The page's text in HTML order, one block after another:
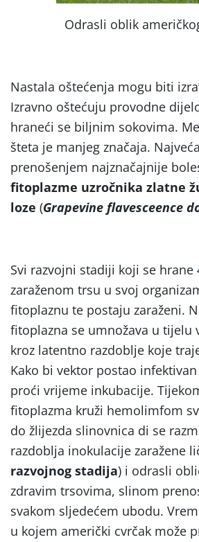
Odrasli oblik
Nastala oštećenja mogu biti
Izravno oštećuju provodne
hraneći se biljnim sokovima.
šteta je manjeg značaja.
prenošenjem najznačajnije
fitoplazme uzročnika zlatne
loze (Grapevine flavesceence
Svi razvojni stadiji koji se hrane
zaraženom trsu u svoj
fitoplaznu te postaju zaraženi.
fitoplazna se umnožava u tijelu
kroz latentno razdoblje koje
Kako bi vektor postao
proći vrijeme inkubacije.
fitoplazma kruži hemolimfom
do žlijezda slinovnica di se
razdoblja inokulacije zaražene
razvojnog stadija) i odrasli
zdravim trsovima, slinom
svakom sljedećem ubodu.
u kojem američki cvrčak može